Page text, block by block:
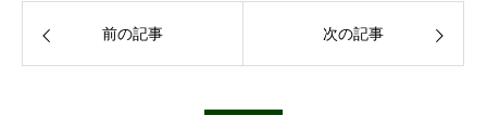
前の記事 次の記事